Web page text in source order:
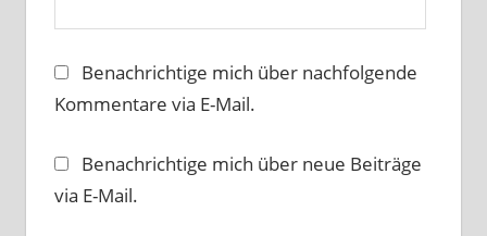
Benachrichtige mich über nachfolgende
Kommentare via E-Mail.
Benachrichtige mich über neue Beiträge
via E-Mail.